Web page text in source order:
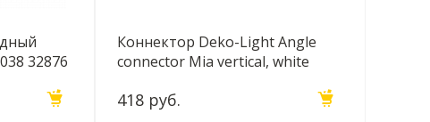
32876
Коннектор Deko-Light Angle
connector Mia vertical, white
418 руб.